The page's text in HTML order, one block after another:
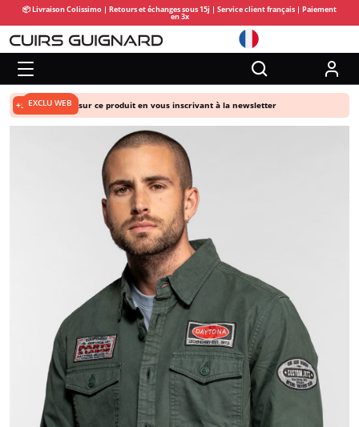
📦 Livraison Colissimo | Retours et échanges sous 15j | Service client français | Paiement
en 3x
+5% de remise sur ce produit en vous inscrivant à la newsletter
EXCLU WEB